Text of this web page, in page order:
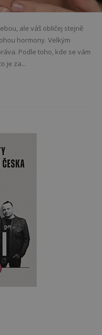
ale váš obličej stejně
hormony. Velkým
Podle toho, kde se vám
je za...